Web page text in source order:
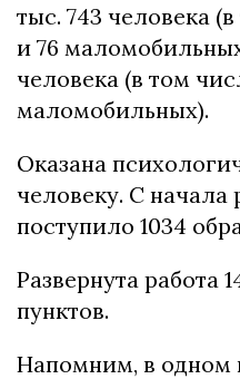
тыс. 743 человека
и 76
человека (в том
маломобильных).
Оказана
человеку. С начала
поступило 1034
Развернута работа
пунктов.
Напомним, в одном